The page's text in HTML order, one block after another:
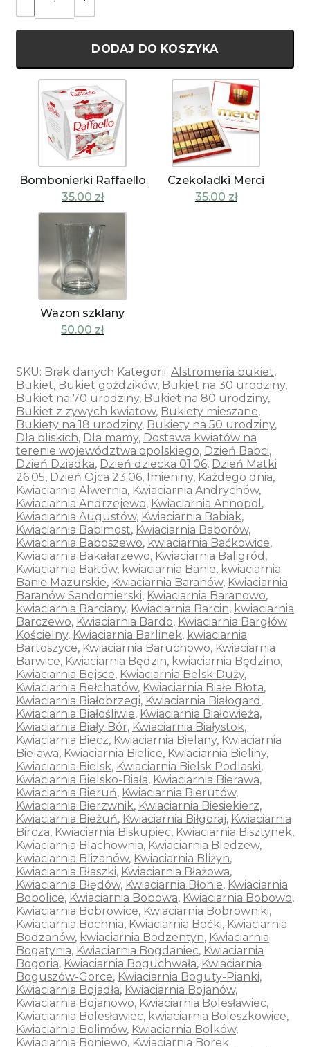
DODAJ DO KOSZYKA
Bombonierki Raffaello
35.00 zł
Czekoladki Merci
35.00 zł
Wazon szklany
50.00 zł
SKU: Brak danych Kategorii: Alstromeria bukiet,
Bukiet, Bukiet goździków, Bukiet na 30 urodziny,
Bukiet na 70 urodziny, Bukiet na 80 urodziny,
Bukiet z zywych kwiatow, Bukiety mieszane,
Bukiety na 18 urodziny, Bukiety na 50 urodziny,
Dla bliskich, Dla mamy, Dostawa kwiatów na
terenie województwa opolskiego, Dzień Babci,
Dzień Dziadka, Dzień dziecka 01.06, Dzień Matki
26.05, Dzień Ojca 23.06, Imieniny, Każdego dnia,
Kwiaciarnia Alwernia, Kwiaciarnia Andrychów,
Kwiaciarnia Andrzejewo, Kwiaciarnia Annopol ,
Kwiaciarnia Augustów, Kwiaciarnia Babiak,
Kwiaciarnia Babimost, Kwiaciarnia Baborów,
Kwiaciarnia Baboszewo, kwiaciarnia Baćkowice,
Kwiaciarnia Bakałarzewo, Kwiaciarnia Baligród ,
Kwiaciarnia Bałtów, kwiaciarnia Banie, kwiaciarnia
Banie Mazurskie, Kwiaciarnia Baranów, Kwiaciarnia
Baranów Sandomierski, Kwiaciarnia Baranowo,
kwiaciarnia Barciany, Kwiaciarnia Barcin, kwiaciarnia
Barczewo, Kwiaciarnia Bardo, Kwiaciarnia Bargłów
Kościelny, Kwiaciarnia Barlinek, kwiaciarnia
Bartoszyce, Kwiaciarnia Baruchowo, Kwiaciarnia
Barwice, Kwiaciarnia Będzin, kwiaciarnia Będzino,
Kwiaciarnia Bejsce, Kwiaciarnia Belsk Duży,
Kwiaciarnia Bełchatów, Kwiaciarnia Białe Błota,
Kwiaciarnia Białobrzegi, Kwiaciarnia Białogard ,
Kwiaciarnia Białośliwie, Kwiaciarnia Białowieża,
Kwiaciarnia Biały Bór, Kwiaciarnia Białystok,
Kwiaciarnia Biecz, Kwiaciarnia Bielany, Kwiaciarnia
Bielawa, Kwiaciarnia Bielice, Kwiaciarnia Bieliny,
Kwiaciarnia Bielsk, Kwiaciarnia Bielsk Podlaski,
Kwiaciarnia Bielsko-Biała, Kwiaciarnia Bierawa,
Kwiaciarnia Bieruń, Kwiaciarnia Bierutów,
Kwiaciarnia Bierzwnik, Kwiaciarnia Biesiekierz,
Kwiaciarnia Bieżuń, Kwiaciarnia Biłgoraj, Kwiaciarnia
Bircza, Kwiaciarnia Biskupiec, Kwiaciarnia Bisztynek,
Kwiaciarnia Blachownia, Kwiaciarnia Bledzew,
kwiaciarnia Blizanów, Kwiaciarnia Bliżyn,
Kwiaciarnia Błaszki, Kwiaciarnia Błażowa,
Kwiaciarnia Błędów, Kwiaciarnia Błonie, Kwiaciarnia
Bobolice, Kwiaciarnia Bobowa, Kwiaciarnia Bobowo,
Kwiaciarnia Bobrowice, Kwiaciarnia Bobrowniki,
Kwiaciarnia Bochnia, Kwiaciarnia Boćki, Kwiaciarnia
Bodzanów, kwiaciarnia Bodzentyn, Kwiaciarnia
Bogatynia, Kwiaciarnia Bogdaniec, Kwiaciarnia
Bogoria, Kwiaciarnia Boguchwała, Kwiaciarnia
Boguszów-Gorce, Kwiaciarnia Boguty-Pianki,
Kwiaciarnia Bojadła, Kwiaciarnia Bojanów,
Kwiaciarnia Bojanowo, Kwiaciarnia Bolesławiec,
Kwiaciarnia Bolesławiec, kwiaciarnia Boleszkowice,
Kwiaciarnia Bolimów, Kwiaciarnia Bolków,
Kwiaciarnia Boniewo, Kwiaciarnia Borek